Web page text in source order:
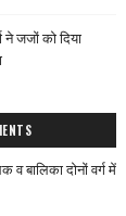
ने जजों को दिया
व बालिका दोनों वर्ग में